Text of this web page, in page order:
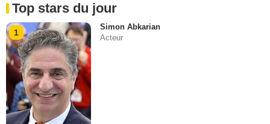
Top stars du jour
1
Simon Abkarian
Acteur